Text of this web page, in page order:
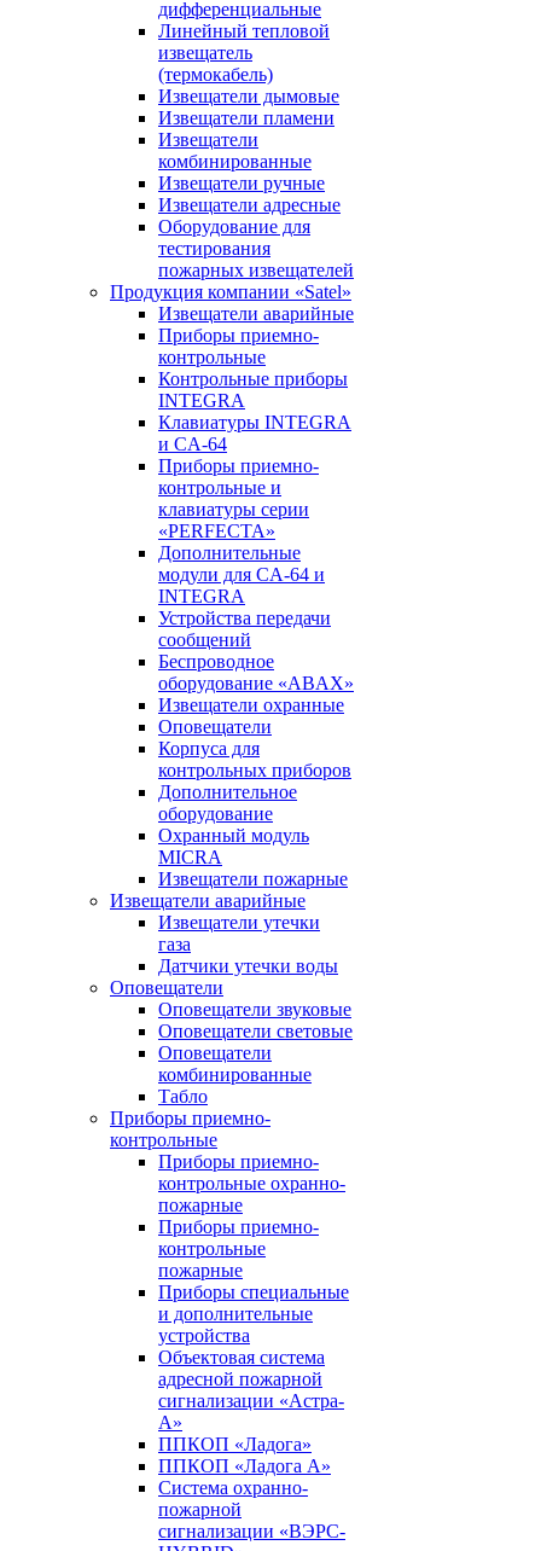
дифференциальные
Линейный тепловой
извещатель
(термокабель)
Извещатели дымовые
Извещатели пламени
Извещатели
комбинированные
Извещатели ручные
Извещатели адресные
Оборудование для
тестирования
пожарных извещателей
Продукция компании «Satel»
Извещатели аварийные
Приборы приемно-
контрольные
Контрольные приборы
INTEGRA
Клавиатуры INTEGRA
и CA-64
Приборы приемно-
контрольные и
клавиатуры серии
«PERFECTA»
Дополнительные
модули для CA-64 и
INTEGRA
Устройства передачи
сообщений
Беспроводное
оборудование «ABAX»
Извещатели охранные
Оповещатели
Корпуса для
контрольных приборов
Дополнительное
оборудование
Охранный модуль
MICRA
Извещатели пожарные
Извещатели аварийные
Извещатели утечки
газа
Датчики утечки воды
Оповещатели
Оповещатели звуковые
Оповещатели световые
Оповещатели
комбинированные
Табло
Приборы приемно-
контрольные
Приборы приемно-
контрольные охранно-
пожарные
Приборы приемно-
контрольные
пожарные
Приборы специальные
и дополнительные
устройства
Объектовая система
адресной пожарной
сигнализации «Астра-
А»
ППКОП «Ладога»
ППКОП «Ладога А»
Система охранно-
пожарной
сигнализации «ВЭРС-